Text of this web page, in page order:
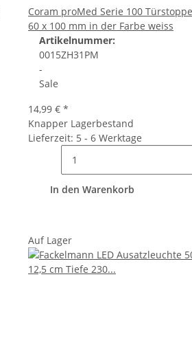
Coram proMed Serie 100
60 x 100 mm in der Farbe weiss
Artikelnummer:
0015ZH31PM
-
Sale
14,99 € *
Knapper Lagerbestand
Lieferzeit: 5 - 6 Werktage
In den Warenkorb
Auf Lager